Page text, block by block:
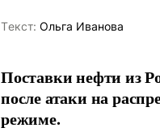
Tекст: Ольга Иванова
Поставки нефти из
после атаки на
режиме.